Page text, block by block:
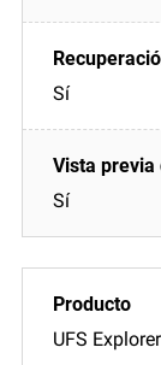
Sí
Sí
UFS